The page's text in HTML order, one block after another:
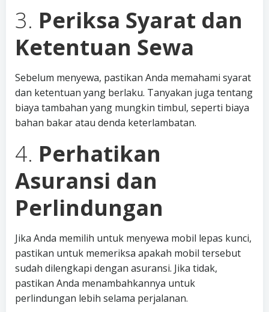
3. Periksa Syarat dan
Ketentuan Sewa
Sebelum menyewa, pastikan Anda memahami syarat
dan ketentuan yang berlaku. Tanyakan juga tentang
biaya tambahan yang mungkin timbul, seperti biaya
bahan bakar atau denda keterlambatan.
4. Perhatikan
Asuransi dan
Perlindungan
Jika Anda memilih untuk menyewa mobil lepas kunci,
pastikan untuk memeriksa apakah mobil tersebut
sudah dilengkapi dengan asuransi. Jika tidak,
pastikan Anda menambahkannya untuk
perlindungan lebih selama perjalanan.